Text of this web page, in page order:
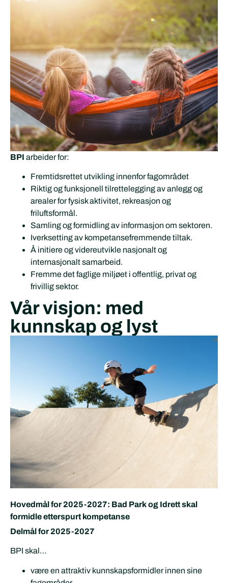
BPI arbeider for:
Fremtidsrettet utvikling innenfor fagområdet
Riktig og funksjonell tilrettelegging av anlegg og
arealer for fysisk aktivitet, rekreasjon og
friluftsformål.
Samling og formidling av informasjon om sektoren.
Iverksetting av kompetansefremmende tiltak.
Å initiere og videreutvikle nasjonalt og
internasjonalt samarbeid.
Fremme det faglige miljøet i offentlig, privat og
frivillig sektor.
Vår visjon: med
kunnskap og lyst
Hovedmål for 2025-2027: Bad Park og Idrett skal
formidle etterspurt kompetanse
Delmål for 2025-2027
BPI skal…
være en attraktiv kunnskapsformidler innen sine